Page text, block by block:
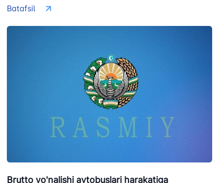
raqami
"Toshshahartransxizmat"
"O'zavtovokzal
servis" MCHJ
Ishonch telefon
raqami
+998 (71) 207-
87-02
Ishonch telefon
02-04
+998 (71) 207-
Batafsil
Brutto yo'nalishi avtobuslari harakatiga